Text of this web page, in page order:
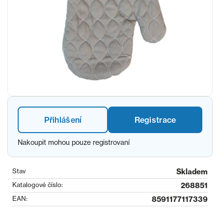
Přihlášení Registrace
Nakoupit mohou pouze registrovaní
Stav Skladem
Katalogové číslo: 268851
EAN: 8591177117339